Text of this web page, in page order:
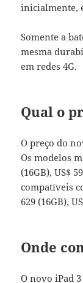
inicialmente,
Somente a
mesma
em redes 4G.
Qual o
O preço do
Os modelos
(16GB), US$
compatíveis
629 (16GB),
Onde
O novo iPad